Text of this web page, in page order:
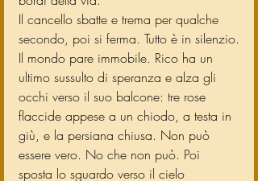
Il cancello sbatte e trema per qualche
secondo, poi si ferma. Tutto è in silenzio.
Il mondo pare immobile. Rico ha un
ultimo sussulto di speranza e alza gli
occhi verso il suo balcone: tre rose
flaccide appese a un chiodo, a testa in
giù, e la persiana chiusa. Non può
essere vero. No che non può. Poi
sposta lo sguardo verso il cielo